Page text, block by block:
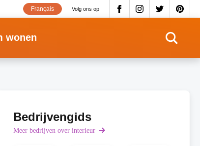
Volg ons op
Français
wonen
Bedrijvengids
Meer bedrijven over interieur